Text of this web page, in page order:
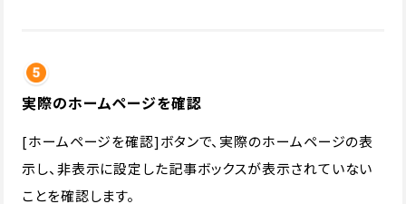
実際のホームページを確認
[ホームページを確認]ボタンで、実際のホームページの表
示し、非表示に設定した記事ボックスが表示されていない
ことを確認します。